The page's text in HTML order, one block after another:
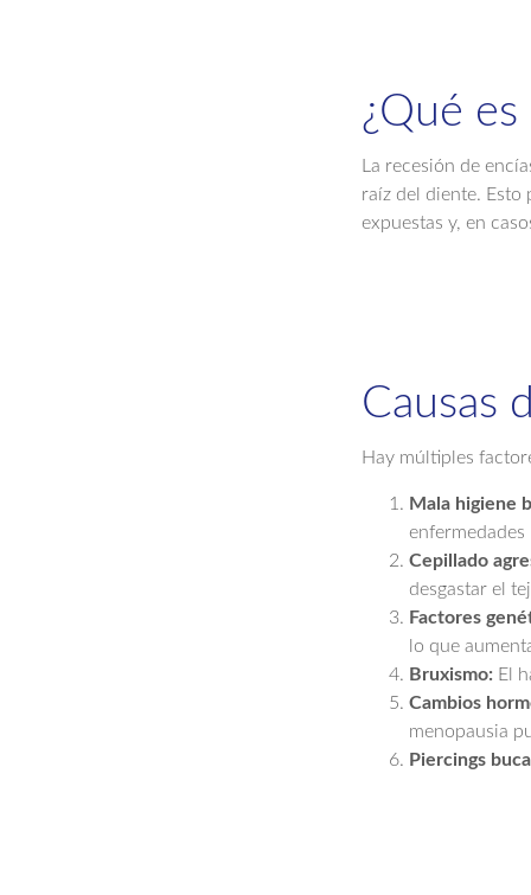
¿Qué
La recesión de
raíz del diente. Esto
expuestas y, en
Causas
Hay múltiples
Mala higiene
Cepillado
desgastar el
Factores
lo que
Bruxismo: El
Cambios
menopausia
Piercings